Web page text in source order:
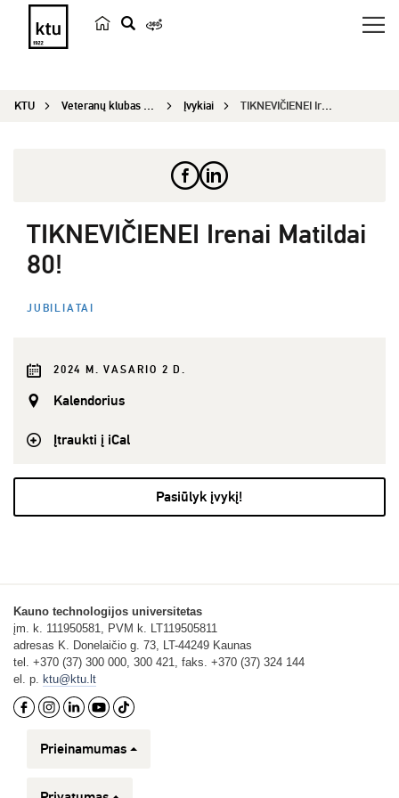
e
KTU Veteranų klubas „Emeritus“ Įvykiai TIKNEVIČIENEI Irenai Matildai 80!
TIKNEVIČIENEI Irenai Matildai
80!
JUBILIATAI
2024 M. VASARIO 2 D.
Kalendorius
Įtraukti į iCal
Pasiūlyk įvykį!
Kauno technologijos universitetas
įm. k. 111950581, PVM k. LT119505811
adresas K. Donelaičio g. 73, LT-44249 Kaunas
tel. +370 (37) 300 000, 300 421, faks. +370 (37) 324 144
el. p. ktu@ktu.lt
Prieinamumas